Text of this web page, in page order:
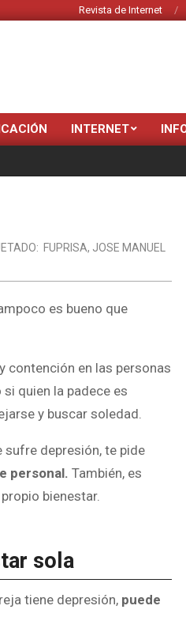
Revista de Internet
INTERNET
FUPRISA, JOSE MANUEL
es bueno que
contención en las personas
quien la padece es
y buscar soledad.
sufre depresión, te pide
personal. También, es
bienestar.
sola
tiene depresión, puede